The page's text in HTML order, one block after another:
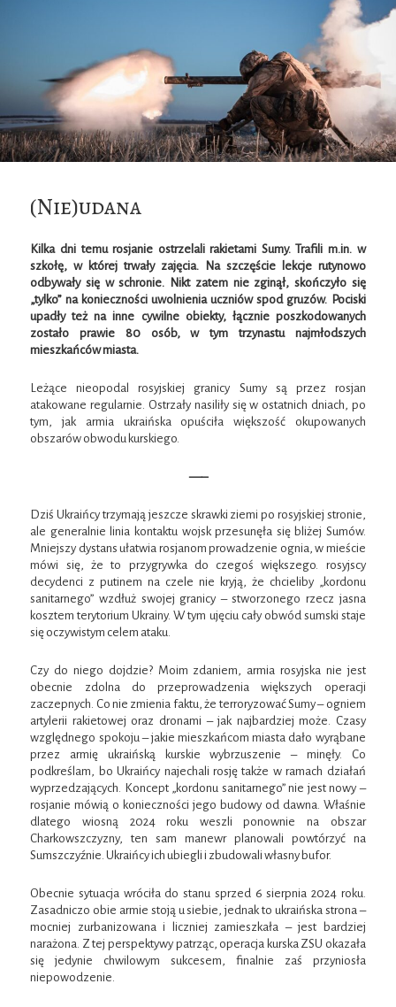
(Nie)udana
Kilka dni temu rosjanie ostrzelali rakietami Sumy. Trafili m.in. w
szkołę, w której trwały zajęcia. Na szczęście lekcje rutynowo
odbywały się w schronie. Nikt zatem nie zginął, skończyło się
„tylko” na konieczności uwolnienia uczniów spod gruzów. Pociski
upadły też na inne cywilne obiekty, łącznie poszkodowanych
zostało prawie 80 osób, w tym trzynastu najmłodszych
mieszkańców miasta.
Leżące nieopodal rosyjskiej granicy Sumy są przez rosjan
atakowane regularnie. Ostrzały nasiliły się w ostatnich dniach, po
tym, jak armia ukraińska opuściła większość okupowanych
obszarów obwodu kurskiego.
—–
Dziś Ukraińcy trzymają jeszcze skrawki ziemi po rosyjskiej stronie,
ale generalnie linia kontaktu wojsk przesunęła się bliżej Sumów.
Mniejszy dystans ułatwia rosjanom prowadzenie ognia, w mieście
mówi się, że to przygrywka do czegoś większego. rosyjscy
decydenci z putinem na czele nie kryją, że chcieliby „kordonu
sanitarnego” wzdłuż swojej granicy – stworzonego rzecz jasna
kosztem terytorium Ukrainy. W tym ujęciu cały obwód sumski staje
się oczywistym celem ataku.
Czy do niego dojdzie? Moim zdaniem, armia rosyjska nie jest
obecnie zdolna do przeprowadzenia większych operacji
zaczepnych. Co nie zmienia faktu, że terroryzować Sumy – ogniem
artylerii rakietowej oraz dronami – jak najbardziej może. Czasy
względnego spokoju – jakie mieszkańcom miasta dało wyrąbane
przez armię ukraińską kurskie wybrzuszenie – minęły. Co
podkreślam, bo Ukraińcy najechali rosję także w ramach działań
wyprzedzających. Koncept „kordonu sanitarnego” nie jest nowy –
rosjanie mówią o konieczności jego budowy od dawna. Właśnie
dlatego wiosną 2024 roku weszli ponownie na obszar
Charkowszczyzny, ten sam manewr planowali powtórzyć na
Sumszczyźnie. Ukraińcy ich ubiegli i zbudowali własny bufor.
Obecnie sytuacja wróciła do stanu sprzed 6 sierpnia 2024 roku.
Zasadniczo obie armie stoją u siebie, jednak to ukraińska strona –
mocniej zurbanizowana i liczniej zamieszkała – jest bardziej
narażona. Z tej perspektywy patrząc, operacja kurska ZSU okazała
się jedynie chwilowym sukcesem, finalnie zaś przyniosła
niepowodzenie.